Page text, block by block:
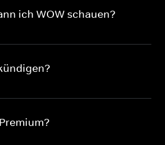
ich WOW schauen?